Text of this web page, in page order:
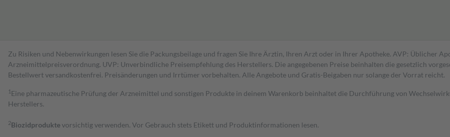
Zu Risiken und Nebenwirkungen lesen Sie die Packungsbeilage und fragen Sie Ihre Ärztin, Ihren Arzt oder in Ihrer Apotheke. AVP: Üblicher
Arzneimittelpreisverordnung. UVP: Unverbindliche Preisempfehlung des Herstellers. Die angegebenen Preise beinhalten die gesetzlich
Bestell­wert versand­kosten­frei. Preisänderungen und Irrtümer vorbehalten. Alle Angebote und Gratis-Beigaben nur solange der Vorrat reicht.
1 Eine pharmazeutische Prüfung der Arzneimittel und sonstigen Produkte in deinem Warenkorb beinhaltet die Durchführung von
Herstellers.
2Biozidproduktevorsichtig verwenden. Vor Gebrauch stets Etikett und Produktinformationen lesen.